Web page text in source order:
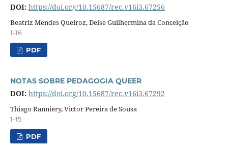
DOI: https://doi.org/10.15687/rec.v16i3.67256
Beatriz Mendes Queiroz, Deise Guilhermina da Conceição
1-16
PDF
NOTAS SOBRE PEDAGOGIA QUEER
DOI: https://doi.org/10.15687/rec.v16i3.67292
Thiago Ranniery, Victor Pereira de Sousa
1-15
PDF